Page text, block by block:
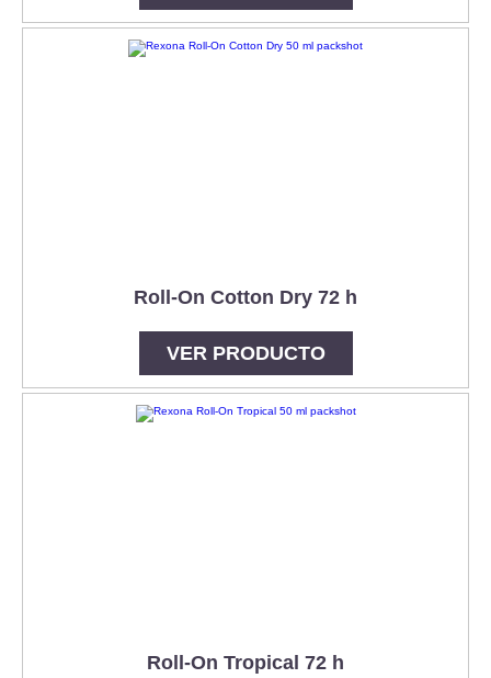
Roll-On Cotton Dry 72 h
VER PRODUCTO
Roll-On Tropical 72 h